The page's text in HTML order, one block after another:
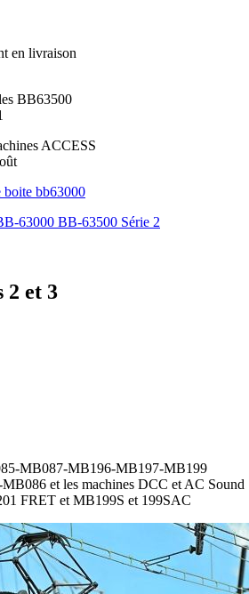
en livraison
BB63500
ACCESS
63000 BB-63500 Série 2
2 et 3
MB087-MB196-MB197-MB199
et les machines DCC et AC Sound
FRET et MB199S et 199SAC